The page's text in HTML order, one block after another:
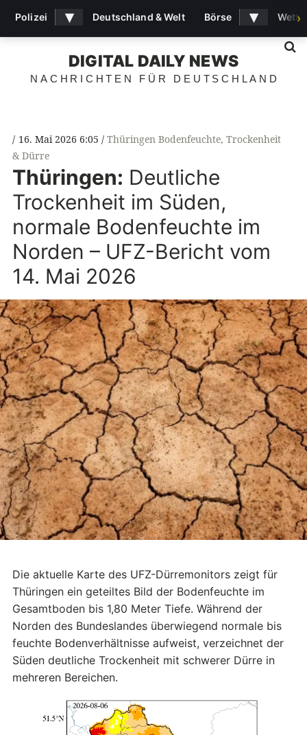
DIGITAL DAILY NEWS
NACHRICHTEN FÜR DEUTSCHLAND
16. Mai 2026 6:05 Thüringen Bodenfeuchte, Trockenheit
& Dürre
Thüringen: Deutliche
Trockenheit im Süden,
normale Bodenfeuchte im
Norden – UFZ-Bericht vom
14. Mai 2026
Die aktuelle Karte des UFZ-Dürremonitors zeigt für
Thüringen ein geteiltes Bild der Bodenfeuchte im
Gesamtboden bis 1,80 Meter Tiefe. Während der
Norden des Bundeslandes überwiegend normale bis
feuchte Bodenverhältnisse aufweist, verzeichnet der
Süden deutliche Trockenheit mit schwerer Dürre in
mehreren Bereichen.
Polizei ▾ Deutschland & Welt Börse ▾ ›